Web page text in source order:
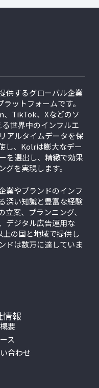
供するグローバル企業
ットフォームです。
TikTok、Xなどのソ
世界中のインフルエ
アルタイムデータを保
し、Kolrは膨大なデー
を選出し、精緻で効果
を実現します。
業やブランドのインフ
深い知識と豊富な経験
案、プランニング、
デジタル広告運用な
上の国と地域で提供し
ドは数万に達していま
情報
要
ス
合わせ